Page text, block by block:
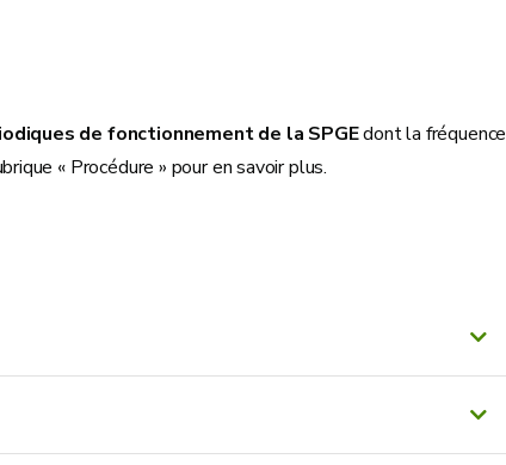
de fonctionnement de la SPGEdont la fréquence
« Procédure » pour en savoir plus.